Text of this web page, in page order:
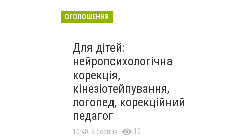
ОГОЛОШЕННЯ
Для дітей:
нейропсихологічна
корекція,
кінезіотейпування,
логопед, корекційний
педагог
10:40, 5 серпня 10